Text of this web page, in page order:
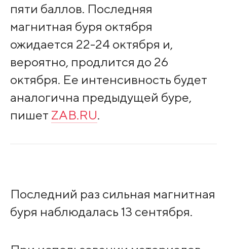
пяти баллов. Последняя
магнитная буря октября
ожидается 22-24 октября и,
вероятно, продлится до 26
октября. Ее интенсивность будет
аналогична предыдущей буре,
пишет ZAB.RU.
Последний раз сильная магнитная
буря наблюдалась 13 сентября.